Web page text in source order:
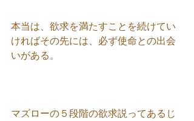
本当は、欲求を満たすことを続けてい
ければその先には、必ず使命との出会
いがある。
マズローの５段階の欲求説ってあるじ